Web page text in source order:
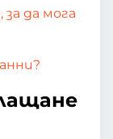
да мога